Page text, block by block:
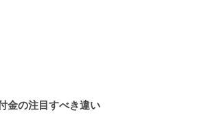
金の注目すべき違い